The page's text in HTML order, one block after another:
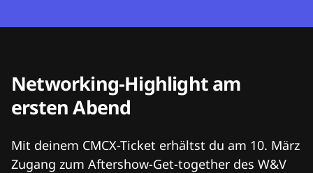
Networking-Highlight am
ersten Abend
Mit deinem CMCX-Ticket erhältst du am 10. März
Zugang zum Aftershow-Get-together des W&V